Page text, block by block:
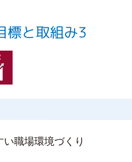
標と取組み3
職場環境づくり